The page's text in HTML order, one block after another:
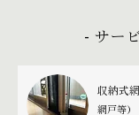
- サー
収納式
網戸等)